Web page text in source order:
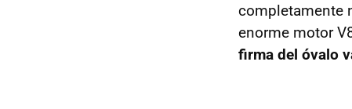
completamente
enorme motor
firma del óvalo